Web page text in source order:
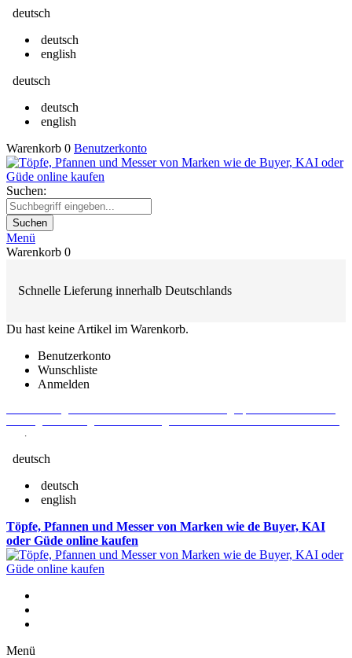
deutsch
deutsch
english
deutsch
deutsch
english
Warenkorb 0 Benutzerkonto
Suchen:
Suchen
Menü
Warenkorb 0
Schnelle Lieferung innerhalb Deutschlands
Du hast keine Artikel im Warenkorb.
Benutzerkonto
Wunschliste
Anmelden
.
deutsch
deutsch
english
Töpfe, Pfannen und Messer von Marken wie de Buyer, KAI
oder Güde online kaufen
Menü